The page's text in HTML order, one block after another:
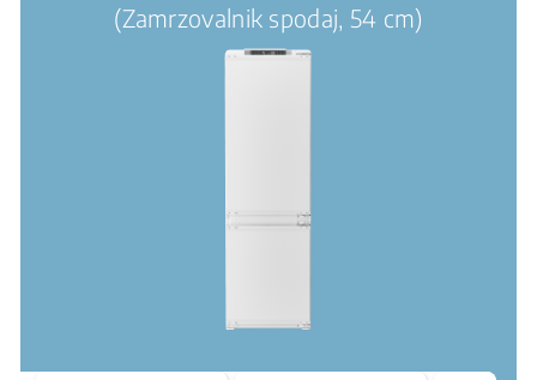
(Zamrzovalnik spodaj, 54 cm)